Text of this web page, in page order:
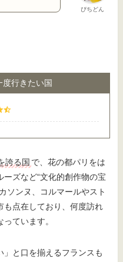
ぴちどん
度行きたい国
誇る国 で、花の都パリをは
ズなど“文化的創作物の宝
ソンヌ、コルマールやスト
も点在しており、何度訪れ
ています。
と口を揃えるフランスも